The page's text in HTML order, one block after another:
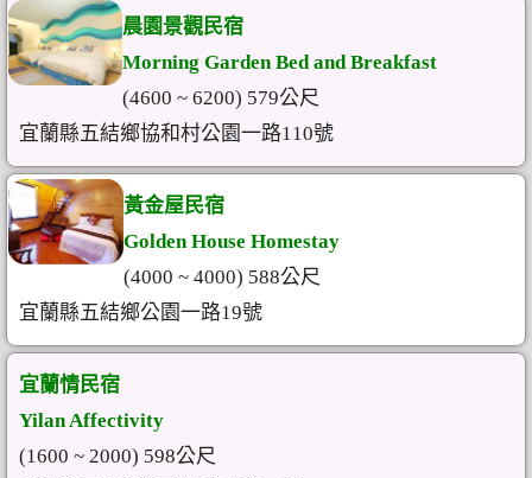
晨園景觀民宿
Morning Garden Bed and Breakfast
(4600 ~ 6200) 579公尺
宜蘭縣五結鄉協和村公園一路110號
黃金屋民宿
Golden House Homestay
(4000 ~ 4000) 588公尺
宜蘭縣五結鄉公園一路19號
宜蘭情民宿
Yilan Affectivity
(1600 ~ 2000) 598公尺